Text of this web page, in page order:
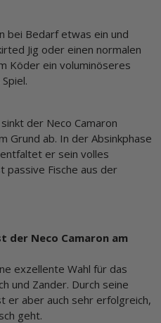
bei Bedarf etwas ein und
Jig oder einen normalen
Köder ein voluminöseres
der Neco Camaron
Grund ab. In der Absinkphase
er sein volles
passive Fische aus der
der Neco Camaron am
exzellente Wahl für das
und Zander. Durch seine
er aber auch sehr erfolgreich,
geht.